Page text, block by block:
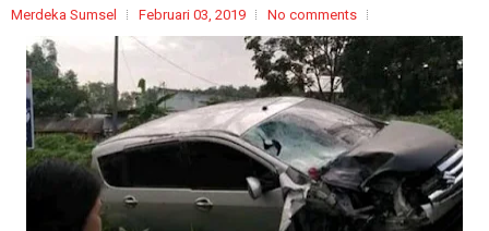
Merdeka Sumsel Februari 03, 2019 No comments